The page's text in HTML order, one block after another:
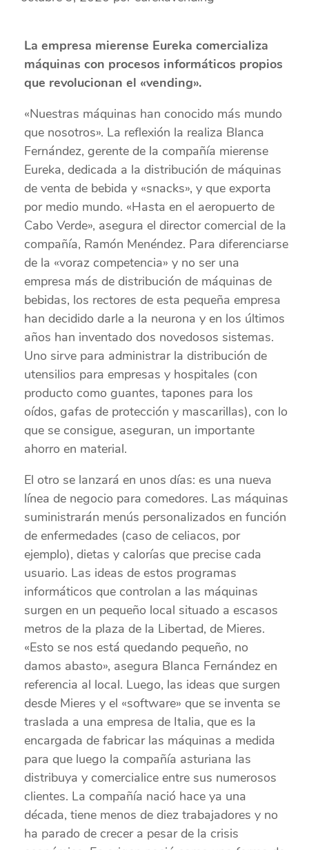
La empresa mierense Eureka comercializa
máquinas con procesos informáticos propios
que revolucionan el «vending».
«Nuestras máquinas han conocido más mundo
que nosotros». La reflexión la realiza Blanca
Fernández, gerente de la compañía mierense
Eureka, dedicada a la distribución de máquinas
de venta de bebida y «snacks», y que exporta
por medio mundo. «Hasta en el aeropuerto de
Cabo Verde», asegura el director comercial de la
compañía, Ramón Menéndez. Para diferenciarse
de la «voraz competencia» y no ser una
empresa más de distribución de máquinas de
bebidas, los rectores de esta pequeña empresa
han decidido darle a la neurona y en los últimos
años han inventado dos novedosos sistemas.
Uno sirve para administrar la distribución de
utensilios para empresas y hospitales (con
producto como guantes, tapones para los
oídos, gafas de protección y mascarillas), con lo
que se consigue, aseguran, un importante
ahorro en material.
El otro se lanzará en unos días: es una nueva
línea de negocio para comedores. Las máquinas
suministrarán menús personalizados en función
de enfermedades (caso de celiacos, por
ejemplo), dietas y calorías que precise cada
usuario. Las ideas de estos programas
informáticos que controlan a las máquinas
surgen en un pequeño local situado a escasos
metros de la plaza de la Libertad, de Mieres.
«Esto se nos está quedando pequeño, no
damos abasto», asegura Blanca Fernández en
referencia al local. Luego, las ideas que surgen
desde Mieres y el «software» que se inventa se
traslada a una empresa de Italia, que es la
encargada de fabricar las máquinas a medida
para que luego la compañía asturiana las
distribuya y comercialice entre sus numerosos
clientes. La compañía nació hace ya una
década, tiene menos de diez trabajadores y no
ha parado de crecer a pesar de la crisis